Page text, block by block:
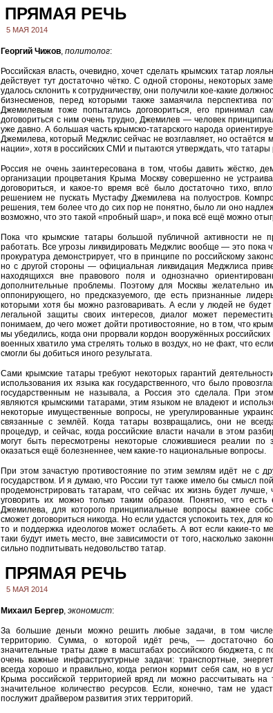
ПРЯМАЯ РЕЧЬ
5 МАЯ 2014
Георгий Чижов, политолог:
Российская власть, очевидно, хочет сделать крымских татар
действует тут достаточно чётко. С одной стороны, некоторых
удалось склонить к сотрудничеству, они получили кое-какие
бизнесменов, перед которыми также замаячила перспектива
Джемилевым тоже попытались договориться, его принимал
договориться с ним очень трудно, Джемилев — человек
уже давно. А большая часть крымско-татарского народа
Джемилева, который Меджлис сейчас не возглавляет, но
нации», хотя в российских СМИ и пытаются утверждать, что
Россия не очень заинтересована в том, чтобы давить жёстко,
организации процветания Крыма Москву совершенно не
договориться, и какое-то время всё было достаточно тихо,
решением не пускать Мустафу Джемилева на полуостров.
решения, тем более что до сих пор не понятно, было ли оно
возможно, что это такой «пробный шар», и пока всё ещё можно
Пока что крымские татары большой публичной активности не
работать. Все угрозы ликвидировать Меджлис вообще — это пока
прокуратура демонстрирует, что в принципе по российскому
но с другой стороны — официальная ликвидация Меджлиса
находящихся вне правового поля и однозначно
дополнительные проблемы. Поэтому для Москвы желательно
оппонирующего, но предсказуемого, где есть признанные
которыми хотя бы можно разговаривать. А если у людей не
легальной защиты своих интересов, диалог может
понимаем, до чего может дойти противостояние, но в том, что
мы убедились, когда они прорвали кордон вооружённых
военных хватило ума стрелять только в воздух, но не факт, что
смогли бы добиться иного результата.
Сами крымские татары требуют некоторых гарантий
использования их языка как государственного, что было
государственным не называла, а Россия это сделала. При
являются крымскими татарами, этим языком не владеют и
некоторые имущественные вопросы, не урегулированные
связанные с землёй. Когда татары возвращались, они не
процедур, и сейчас, когда российские власти начали в этом
могут быть пересмотрены некоторые сложившиеся реалии по
оказаться ещё болезненнее, чем какие-то национальные вопросы.
При этом зачастую противостояние по этим землям идёт не с
государством. И я думаю, что России тут также имело бы смысл
продемонстрировать татарам, что сейчас их жизнь будет
уговорить их можно только таким образом. Понятно, что есть
Джемилева, для которого принципиальные вопросы важнее
сможет договориться никогда. Но если удастся успокоить тех, для
то и поддержка идеологов может ослабеть. А вот если какие-то
таки будут иметь место, вне зависимости от того, насколько
сильно подпитывать недовольство татар.
ПРЯМАЯ РЕЧЬ
5 МАЯ 2014
Михаил Бергер, экономист:
За большие деньги можно решить любые задачи, в том
территорию. Сумма, о которой идёт речь, — достаточно
значительные траты даже в масштабах российского бюджета, с
очень важные инфраструктурные задачи: транспортные,
всегда хорошо и правильно, когда регион кормит себя сам, но в
Крыма российской территорией вряд ли можно рассчитывать на
значительное количество ресурсов. Если, конечно, там не
послужит драйвером развития этих территорий.